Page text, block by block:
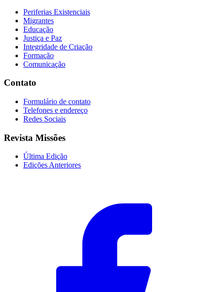
Periferias Existenciais
Migrantes
Educação
Justiça e Paz
Integridade de Criação
Formação
Comunicação
Contato
Formulário de contato
Telefones e endereço
Redes Sociais
Revista Missões
Última Edição
Edições Anteriores